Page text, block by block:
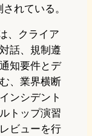
れている。
、クライア
話、規制遵
知要件とデ
、業界横断
ンシデント
トップ演習
ビューを行